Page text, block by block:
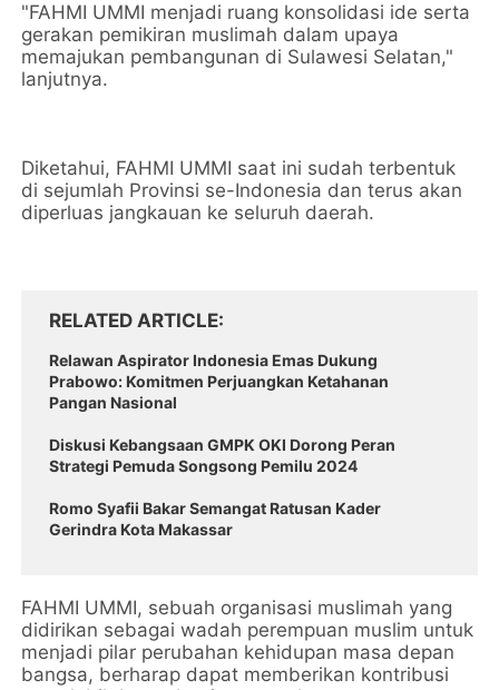
"FAHMI UMMI menjadi ruang konsolidasi ide serta
gerakan pemikiran muslimah dalam upaya
memajukan pembangunan di Sulawesi Selatan,"
lanjutnya.
Diketahui, FAHMI UMMI saat ini sudah terbentuk
di sejumlah Provinsi se-Indonesia dan terus akan
diperluas jangkauan ke seluruh daerah.
RELATED ARTICLE
Relawan Aspirator Indonesia Emas Dukung
Prabowo: Komitmen Perjuangkan Ketahanan
Pangan Nasional
Diskusi Kebangsaan GMPK OKI Dorong Peran
Strategi Pemuda Songsong Pemilu 2024
Romo Syafii Bakar Semangat Ratusan Kader
Gerindra Kota Makassar
FAHMI UMMI, sebuah organisasi muslimah yang
didirikan sebagai wadah perempuan muslim untuk
menjadi pilar perubahan kehidupan masa depan
bangsa, berharap dapat memberikan kontribusi